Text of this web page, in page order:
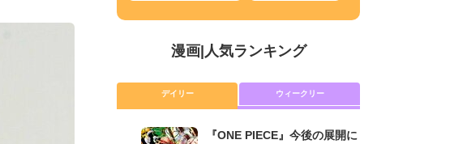
漫画| 人気ランキング
デイリー ウィークリー
『ONE PIECE』今後の展開に